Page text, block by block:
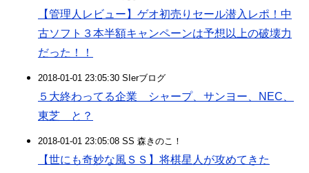
【管理人レビュー】ゲオ初売りセール潜入レポ！中
古ソフト３本半額キャンペーンは予想以上の破壊力
だった！！
2018-01-01 23:05:30 SIerブログ
５大終わってる企業 シャープ、サンヨー、NEC、
東芝 と？
2018-01-01 23:05:08 SS 森きのこ！
【世にも奇妙な風ＳＳ】将棋星人が攻めてきた